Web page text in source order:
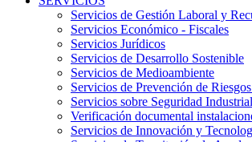
Servicios de Gestión Laboral y
Servicios Económico - Fiscales
Servicios Jurídicos
Servicios de Desarrollo Sostenible
Servicios de Medioambiente
Servicios de Prevención de
Servicios sobre Seguridad Industrial
Verificación documental
Servicios de Innovación y